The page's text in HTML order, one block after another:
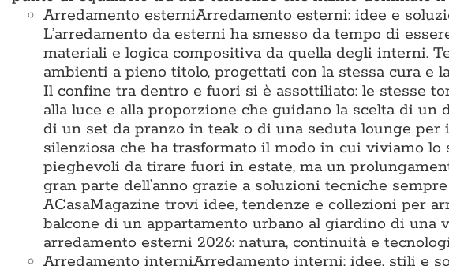
Arredamento esterniArredamento esterni: idee e
L’arredamento da esterni ha smesso da tempo di
materiali e logica compositiva da quella degli interni.
ambienti a pieno titolo, progettati con la stessa cura e
Il confine tra dentro e fuori si è assottiliato: le stesse
alla luce e alla proporzione che guidano la scelta di
di un set da pranzo in teak o di una seduta lounge
silenziosa che ha trasformato il modo in cui viviamo
pieghevoli da tirare fuori in estate, ma un
gran parte dell’anno grazie a soluzioni tecniche
ACasaMagazine trovi idee, tendenze e collezioni per
balcone di un appartamento urbano al giardino di una
arredamento esterni 2026: natura, continuità e
Arredamento interniArredamento interni: idee, stili e